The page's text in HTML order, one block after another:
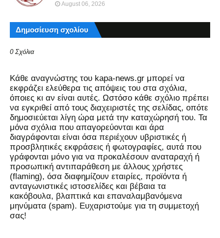
August 06, 2026
Δημοσίευση σχολίου
0 Σχόλια
Kάθε αναγνώστης του kapa-news.gr μπορεί να
εκφράζει ελεύθερα τις απόψεις του στα σχόλια,
όποιες κι αν είναι αυτές. Ωστόσο κάθε σχόλιο πρέπει
να εγκριθεί από τους διαχειριστές της σελίδας, οπότε
δημοσιεύεται λίγη ώρα μετά την καταχώρησή του. Τα
μόνα σχόλια που απαγορεύονται και άρα
διαγράφονται είναι όσα περιέχουν υβριστικές ή
προσβλητικές εκφράσεις ή φωτογραφίες, αυτά που
γράφονται μόνο για να προκαλέσουν αναταραχή ή
προσωπική αντιπαράθεση με άλλους χρήστες
(flaming), όσα διαφημίζουν εταιρίες, προϊόντα ή
ανταγωνιστικές ιστοσελίδες και βέβαια τα
κακόβουλα, βλαπτικά και επαναλαμβανόμενα
μηνύματα (spam). Ευχαριστούμε για τη συμμετοχή
σας!